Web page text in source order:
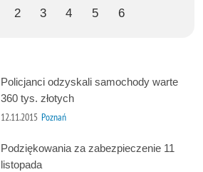
2 3 4 5 6
Policjanci odzyskali samochody warte
360 tys. złotych
12.11.2015 Poznań
Podziękowania za zabezpieczenie 11
listopada